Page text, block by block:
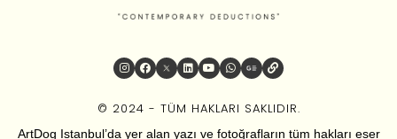
© 2024 - TÜM HAKLARI SAKLIDIR.
ArtDog Istanbul’da yer alan yazı ve fotoğrafların tüm hakları eser